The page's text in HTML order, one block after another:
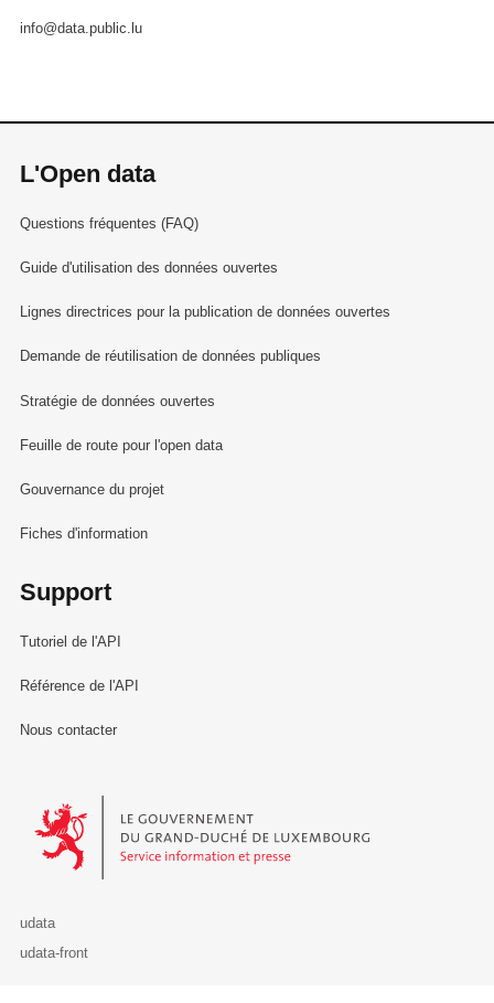
info@data.public.lu
L'Open data
Questions fréquentes (FAQ)
Guide d'utilisation des données ouvertes
Lignes directrices pour la publication de données ouvertes
Demande de réutilisation de données publiques
Stratégie de données ouvertes
Feuille de route pour l'open data
Gouvernance du projet
Fiches d'information
Support
Tutoriel de l'API
Référence de l'API
Nous contacter
Le Gouvernement du Grand-Duché de Luxembourg - Service
udata
udata-front